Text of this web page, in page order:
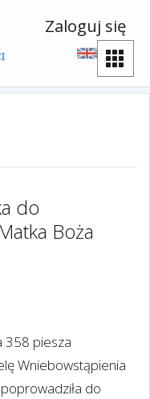
Zaloguj się
do
Boża
358 piesza
Wniebowstąpienia
do